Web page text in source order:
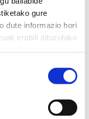
gure
dute informazio hori
erabili dituzulako
hasita grabatu
eta edizio